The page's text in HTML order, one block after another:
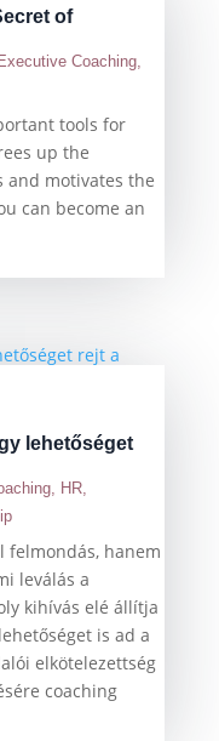
of
Executive Coaching,
tools for
up the
and motivates the
can become an
lehetőséget
, HR,
felmondás, hanem
leválás a
kihívás elé állítja
is ad a
elkötelezettség
coaching